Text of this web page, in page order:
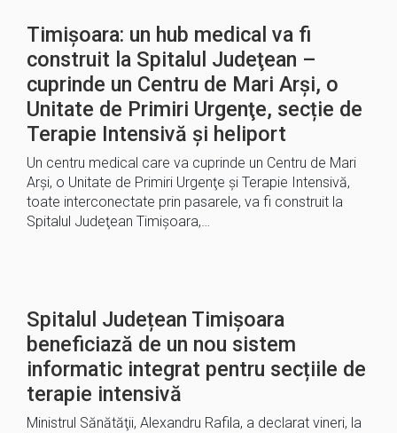
Timișoara: un hub medical va fi
construit la Spitalul Judeţean –
cuprinde un Centru de Mari Arşi, o
Unitate de Primiri Urgenţe, secție de
Terapie Intensivă și heliport
Un centru medical care va cuprinde un Centru de Mari
Arşi, o Unitate de Primiri Urgenţe şi Terapie Intensivă,
toate interconectate prin pasarele, va fi construit la
Spitalul Judeţean Timişoara,…
Spitalul Județean Timișoara
beneficiază de un nou sistem
informatic integrat pentru secțiile de
terapie intensivă
Ministrul Sănătăţii, Alexandru Rafila, a declarat vineri, la